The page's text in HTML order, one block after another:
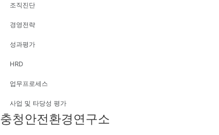
조직진단
경영전략
성과평가
HRD
업무프로세스
사업 및 타당성 평가
충청안전환경연구소